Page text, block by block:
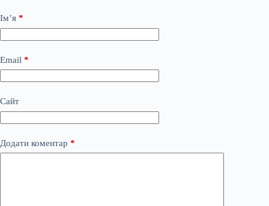
Ім’я *
Email *
Сайт
Додати коментар *